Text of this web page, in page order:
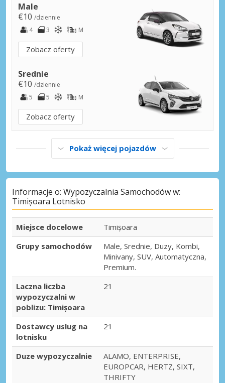
Male
€10 /dziennie
4
3 M
Zobacz oferty
Srednie
€10 /dziennie
5
5 M
Zobacz oferty
Pokaż więcej pojazdów
Informacje o: Wypozyczalnia Samochodów w:
Timișoara Lotnisko
Miejsce docelowe
Timișoara
Grupy samochodów
Male, Srednie, Duzy, Kombi,
Minivany, SUV, Automatyczna,
Premium.
Laczna liczba
wypozyczalni w
poblizu: Timișoara
21
Dostawcy uslug na
lotnisku
21
Duze wypozyczalnie
ALAMO, ENTERPRISE,
EUROPCAR, HERTZ, SIXT,
THRIFTY